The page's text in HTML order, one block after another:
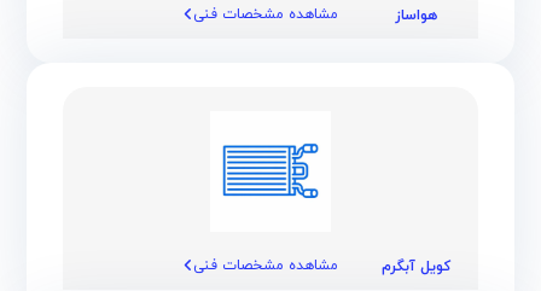
هواساز مشاهده مشخصات فنی
کویل آبگرم مشاهده مشخصات فنی